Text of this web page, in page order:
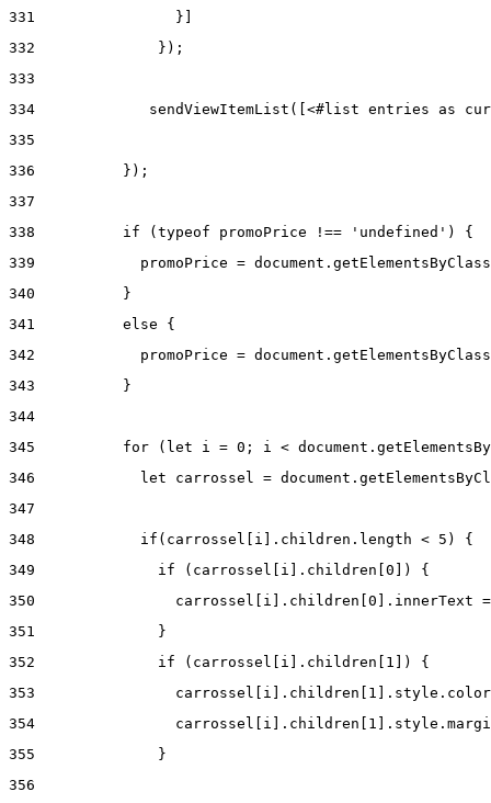
331
                }]
332
              });
333
334
sendViewItemList([<#list entries as
335
336
          });
337
338
          if (typeof promoPrice !== 'undefined') {
339
promoPrice =
340
          }
341
          else {
342
promoPrice =
343
          }
344
345
for (let i = 0; i <
346
let carrossel =
347
348
            if(carrossel[i].children.length < 5) {
349
              if (carrossel[i].children[0]) {
350
carrossel[i].children[0].innerText
351
              }
352
              if (carrossel[i].children[1]) {
353
354
355
              }
356